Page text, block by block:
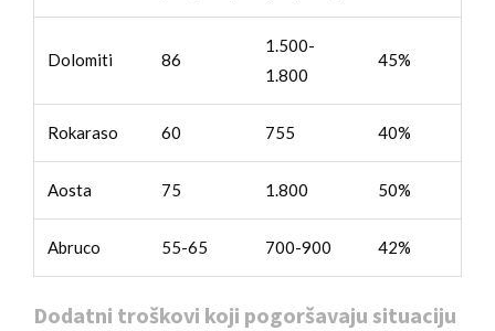
Dolomiti 86
1.500-
1.800
45%
Rokaraso 60 755 40%
Aosta 75 1.800 50%
Abruco 55-65 700-900 42%
Dodatni troškovi koji pogoršavaju situaciju